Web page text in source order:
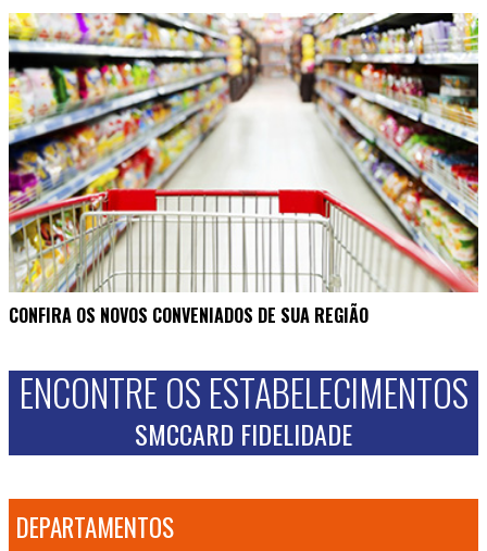
CONFIRA OS NOVOS CONVENIADOS DE SUA REGIÃO
ENCONTRE OS ESTABELECIMENTOS
SMCCARD FIDELIDADE
DEPARTAMENTOS